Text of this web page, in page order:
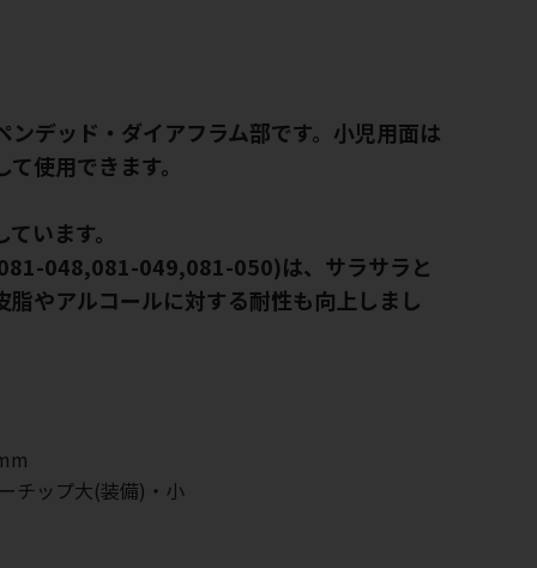
デッド・ダイアフラム部です。小児用面は
使用できます。
います。
048,081-049,081-050)は、サラサラと
やアルコールに対する耐性も向上しまし
チップ大(装備)・小